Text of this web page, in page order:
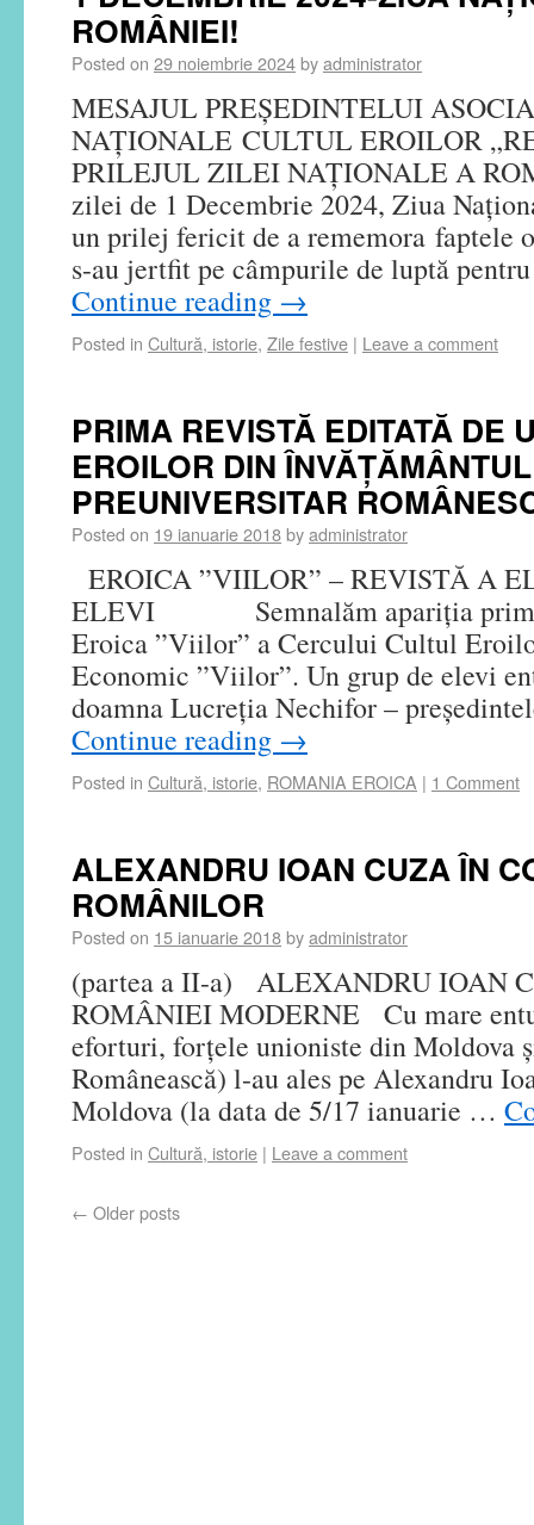
ROMÂNIEI!
Posted on 29 noiembrie 2024byadministrator
MESAJUL PREȘEDINTELUI
NAȚIONALE CULTUL EROILOR
PRILEJUL ZILEI NAȚIONALE A
zilei de 1 Decembrie 2024, Ziua
un prilej fericit de a rememora faptele
s-au jertfit pe câmpurile de luptă
Continue reading →
Posted in Cultură, istorie, Zile festive | Leave a comment
PRIMA REVISTĂ EDITATĂ DE
EROILOR DIN ÎNVĂȚĂMÂNTUL
PREUNIVERSITAR
Posted on 19 ianuarie 2018byadministrator
EROICA ”VIILOR” – REVISTĂ A
ELEVI Semnalăm apariția
Eroica ”Viilor” a Cercului Cultul
Economic ”Viilor”. Un grup de elevi
doamna Lucreția Nechifor –
Continue reading →
Posted in Cultură, istorie, ROMANIA EROICA | 1 Comment
ALEXANDRU IOAN CUZA ÎN
ROMÂNILOR
Posted on 15 ianuarie 2018byadministrator
(partea a II-a) ALEXANDRU IOAN
ROMÂNIEI MODERNE Cu mare
eforturi, forţele unioniste din Moldova
Românească) l-au ales pe Alexandru
Moldova (la data de 5/17 ianuarie …
Posted in Cultură, istorie | Leave a comment
← Older posts